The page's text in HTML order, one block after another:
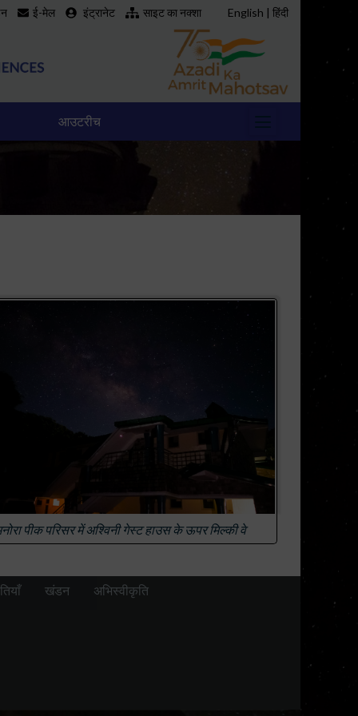
ई-मेल इंट्रानेट साइट का नक्शा English | हिंदी
आउटरीच
पीक परिसर में अश्विनी गेस्ट हाउस के ऊपर मिल्की वे
खंडन अभिस्वीकृति